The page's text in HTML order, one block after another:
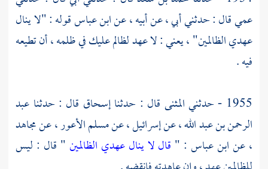
عمي قال : حدثني أبي ، عن أبيه ، عنابن عباسقوله : "لا ينال
عهدي الظالمين" ، يعني : لا عهد لظالم عليك في ظلمه ، أن تطيعه
فيه .
1955 - حدثني
المثنى قال : حدثناإسحاق قال : حدثنا عبد
الرحمن بن عبد الله، عنإسرائيل، عنمسلم الأعور، عنمجاهد
، عنابن عباس : " قال لا ينال عهدي الظالمين" قال : ليس